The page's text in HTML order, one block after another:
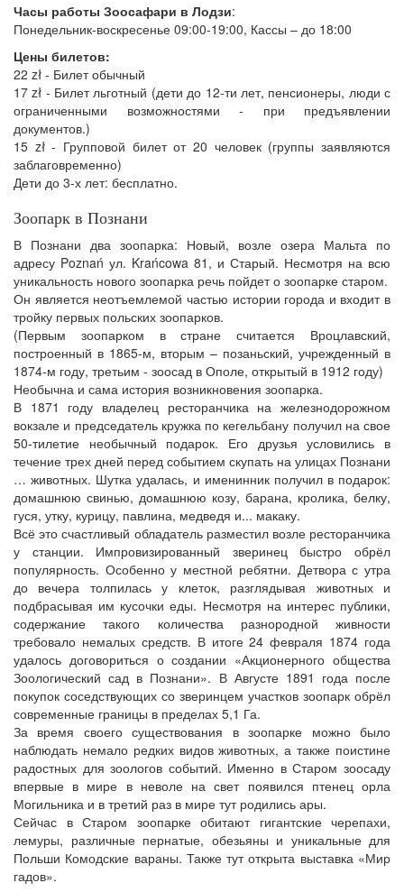
Часы работы Зоосафари в Лодзи:
Понедельник-воскресенье 09:00-19:00, Кассы – до 18:00
Цены билетов:
22 zł - Билет обычный
17 zł - Билет льготный (дети до 12-ти лет, пенсионеры, люди с
ограниченными возможностями - при предъявлении
документов.)
15 zł - Групповой билет от 20 человек (группы заявляются
заблаговременно)
Дети до 3-х лет: бесплатно.
Зоопарк в Познани
В Познани два зоопарка: Новый, возле озера Мальта по
адресу Poznań ул. Krańcowa 81, и Старый. Несмотря на всю
уникальность нового зоопарка речь пойдет о зоопарке старом.
Он является неотъемлемой частью истории города и входит в
тройку первых польских зоопарков.
(Первым зоопарком в стране считается Вроцлавский,
построенный в 1865-м, вторым – позаньский, учрежденный в
1874-м году, третьим - зоосад в Ополе, открытый в 1912 году)
Необычна и сама история возникновения зоопарка.
В 1871 году владелец ресторанчика на железнодорожном
вокзале и председатель кружка по кегельбану получил на свое
50-тилетие необычный подарок. Его друзья условились в
течение трех дней перед событием скупать на улицах Познани
… животных. Шутка удалась, и именинник получил в подарок:
домашнюю свинью, домашнюю козу, барана, кролика, белку,
гуся, утку, курицу, павлина, медведя и... макаку.
Всё это счастливый обладатель разместил возле ресторанчика
у станции. Импровизированный зверинец быстро обрёл
популярность. Особенно у местной ребятни. Детвора с утра
до вечера толпилась у клеток, разглядывая животных и
подбрасывая им кусочки еды. Несмотря на интерес публики,
содержание такого количества разнородной живности
требовало немалых средств. В итоге 24 февраля 1874 года
удалось договориться о создании «Акционерного общества
Зоологический сад в Познани». В Августе 1891 года после
покупок соседствующих со зверинцем участков зоопарк обрёл
современные границы в пределах 5,1 Га.
За время своего существования в зоопарке можно было
наблюдать немало редких видов животных, а также поистине
радостных для зоологов событий. Именно в Старом зоосаду
впервые в мире в неволе на свет появился птенец орла
Могильника и в третий раз в мире тут родились ары.
Сейчас в Старом зоопарке обитают гигантские черепахи,
лемуры, различные пернатые, обезьяны и уникальные для
Польши Комодские вараны. Также тут открыта выставка «Мир
гадов».